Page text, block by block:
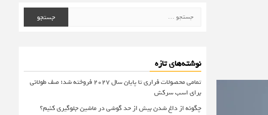
برای:
نوشته‌های تازه
تمامی محصولات فراری تا پایان سال ۲۰۲۷ فروخته شد؛ صف طولانی
برای اسب سرکش
چگونه از داغ شدن بیش از حد گوشی در ماشین جلوگیری کنیم؟